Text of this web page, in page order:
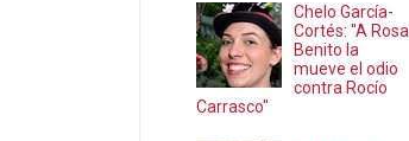
Chelo García-
Cortés: "A Rosa
Benito la
mueve el odio
contra Rocío
Carrasco"